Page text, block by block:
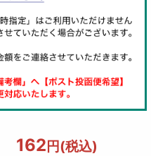
162円(税込)